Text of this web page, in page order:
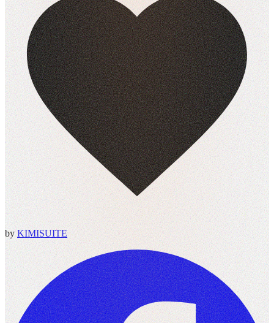
byKIMISUITE